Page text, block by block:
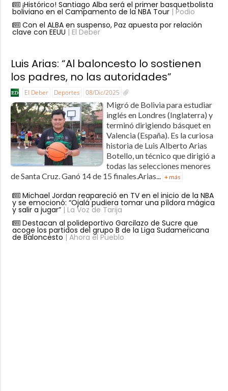
¡Histórico! Santiago Alba será el primer basquetbolista
boliviano en el Campamento de la NBA Tour| Podio
Con el ALBA en suspenso, Paz apuesta por relación
clave con EEUU | El Deber
Luis Arias: “Al baloncesto lo sostienen
los padres, no las autoridades”
El Deber Deportes 08/Dic/2025
Migró de Bolivia para estudiar
inglés en Londres (Inglaterra) y
terminó dirigiendo básquet en
Valencia (España). Es la curiosa
historia de Luis Alberto Arias
Botello, un técnico que dirigió a
todas las selecciones menores
de Santa Cruz. Ganó 14 de 15 finales.Arias... + más
Michael Jordan reapareció en TV en el inicio de la NBA
y se emocionó: “Ojalá pudiera tomar una píldora mágica
y salir a jugar”| La Voz de Tarija
Destacan al polideportivo Garcilazo de Sucre que
acoge los partidos del grupo B de la Liga Sudamericana
de Baloncesto | Ahora el Pueblo